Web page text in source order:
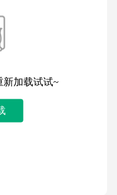
加载试试~